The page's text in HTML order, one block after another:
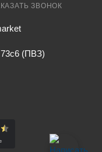
ЗВОНОК
(ПВЗ)